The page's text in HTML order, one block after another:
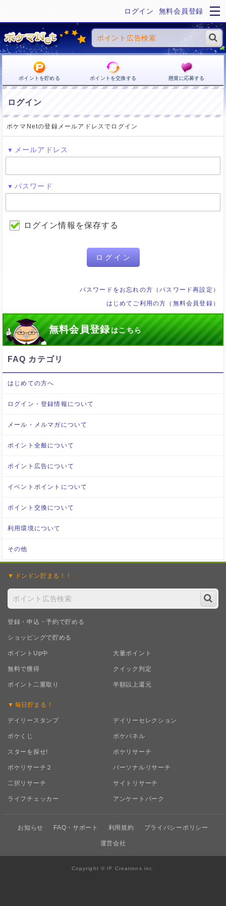
ログイン 無料会員登録
ポイントを貯める ポイントを交換する 懸賞に応募する
ログイン
ポケマNetの登録メールアドレスでログイン
メールアドレス
パスワード
ログイン情報を保存する
ログイン
パスワードをお忘れの方（パスワード再設定）
はじめてご利用の方（無料会員登録）
無料会員登録はこちら
FAQ カテゴリ
はじめての方へ
ログイン・登録情報について
メール・メルマガについて
ポイント全般について
ポイント広告について
イベントポイントについて
ポイント交換について
利用環境について
その他
ドンドン貯まる！！
登録・申込・予約で貯める
ショッピングで貯める
ポイントUp中 大量ポイント
無料で獲得 クイック判定
ポイント二重取り 半額以上還元
毎日 貯まる！
デイリースタンプ デイリーセレクション
ポケくじ ポケパネル
スターを探せ! ポケリサーチ
ポケリサーチ２ パーソナルリサーチ
二択リサーチ サイトリサーチ
ライフチェッカー アンケートパーク
お知らせ FAQ・サポート 利用規約 プライバシーポリシー
運営会社
Copyright © IF Creations inc.